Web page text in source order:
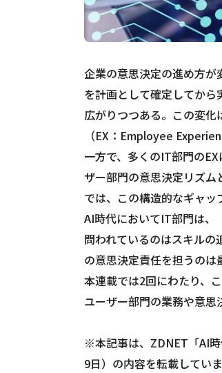
企業の意思決定の進め方が
を計画として確定してか
広がりつつある。この変
（EX：Employee
一方で、多くのIT部門の
ザー部門の意思決定リズム
では、この構造的なギャッ
AI時代においてIT部門は、
問われているのはスキル
の意思決定責任を担うのは
本連載では2回にわたり、
ユーザー部門の業務や意思
※本記事は、ZDNET「AI
9日）の内容を転載していま